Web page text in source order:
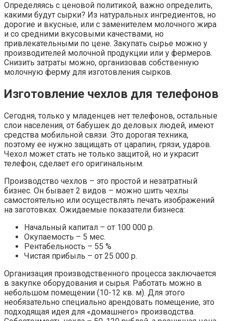
Определяясь с ценовой политикой, важно определить,
какими будут сырки? Из натуральных ингредиентов, но
дорогие и вкусные, или с заменителем молочного жира
и со средними вкусовыми качествами, но
привлекательными по цене. Закупать сырье можно у
производителей молочной продукции или у фермеров.
Снизить затраты можно, организовав собственную
молочную ферму для изготовления сырков.
Изготовление чехлов для телефонов
Сегодня, только у младенцев нет телефонов, остальные
слои населения, от бабушек до деловых людей, имеют
средства мобильной связи. Это дорогая техника,
поэтому ее нужно защищать от царапин, грязи, ударов.
Чехол может стать не только защитой, но и украсит
телефон, сделает его оригинальным.
Производство чехлов – это простой и незатратный
бизнес. Он бывает 2 видов – можно шить чехлы
самостоятельно или осуществлять печать изображений
на заготовках. Ожидаемые показатели бизнеса:
Начальный капитал – от 100 000 р.
Окупаемость – 5 мес.
Рентабельность – 55 %
Чистая прибыль – от 25 000 р.
Организация производственного процесса заключается
в закупке оборудования и сырья. Работать можно в
небольшом помещении (10-12 кв. м). Для этого
необязательно специально арендовать помещение, это
подходящая идея для «домашнего» производства.